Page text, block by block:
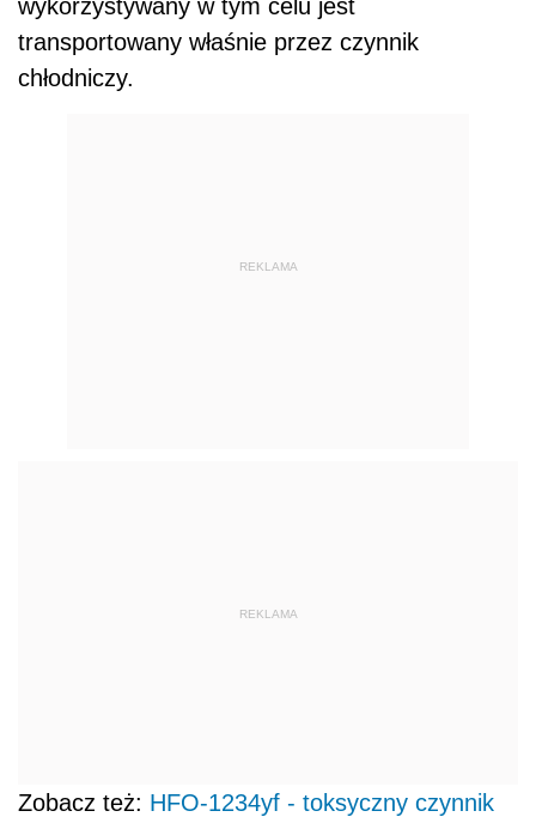
wykorzystywany w tym celu jest
transportowany właśnie przez czynnik
chłodniczy.
REKLAMA
REKLAMA
Zobacz też: HFO-1234yf - toksyczny czynnik